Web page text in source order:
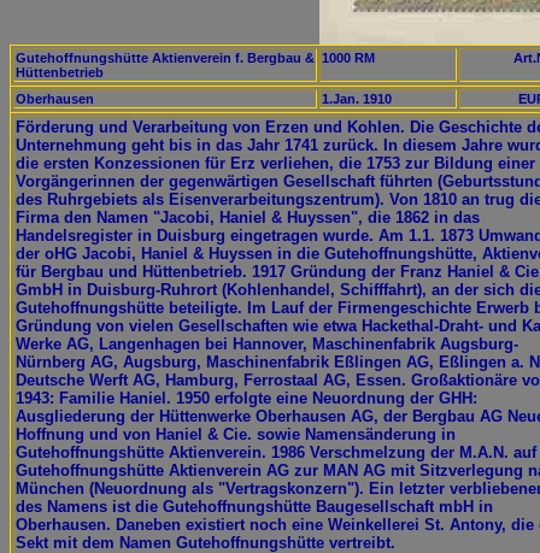
Gutehoffnungshütte Aktienverein f. Bergbau &
Hüttenbetrieb
1000 RM
Oberhausen 1.Jan. 1910
Förderung und Verarbeitung von Erzen und Kohlen. Die Geschichte
Unternehmung geht bis in das Jahr 1741 zurück. In diesem Jahre
die ersten Konzessionen für Erz verliehen, die 1753 zur Bildung einer
Vorgängerinnen der gegenwärtigen Gesellschaft führten
des Ruhrgebiets als Eisenverarbeitungszentrum). Von 1810 an trug
Firma den Namen "Jacobi, Haniel & Huyssen", die 1862 in das
Handelsregister in Duisburg eingetragen wurde. Am 1.1. 1873
der oHG Jacobi, Haniel & Huyssen in die Gutehoffnungshütte,
für Bergbau und Hüttenbetrieb. 1917 Gründung der Franz Haniel &
GmbH in Duisburg-Ruhrort (Kohlenhandel, Schifffahrt), an der sich
Gutehoffnungshütte beteiligte. Im Lauf der Firmengeschichte Erwerb
Gründung von vielen Gesellschaften wie etwa Hackethal-Draht- und
Werke AG, Langenhagen bei Hannover, Maschinenfabrik Augsburg-
Nürnberg AG, Augsburg, Maschinenfabrik Eßlingen AG, Eßlingen a.
Deutsche Werft AG, Hamburg, Ferrostaal AG, Essen. Großaktionäre
1943: Familie Haniel. 1950 erfolgte eine Neuordnung der GHH:
Ausgliederung der Hüttenwerke Oberhausen AG, der Bergbau AG
Hoffnung und von Haniel & Cie. sowie Namensänderung in
Gutehoffnungshütte Aktienverein. 1986 Verschmelzung der M.A.N.
Gutehoffnungshütte Aktienverein AG zur MAN AG mit Sitzverlegung
München (Neuordnung als "Vertragskonzern"). Ein letzter
des Namens ist die Gutehoffnungshütte Baugesellschaft mbH in
Oberhausen. Daneben existiert noch eine Weinkellerei St. Antony, die
Sekt mit dem Namen Gutehoffnungshütte vertreibt.